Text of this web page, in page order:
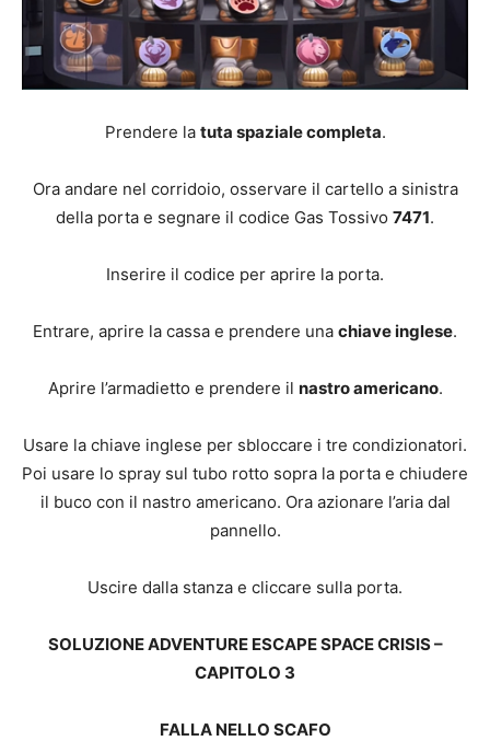
Prendere la tuta spaziale completa.
Ora andare nel corridoio, osservare il cartello a sinistra
della porta e segnare il codice Gas Tossivo 7471.
Inserire il codice per aprire la porta.
Entrare, aprire la cassa e prendere una chiave inglese.
Aprire l’armadietto e prendere il nastro americano.
Usare la chiave inglese per sbloccare i tre condizionatori.
Poi usare lo spray sul tubo rotto sopra la porta e chiudere
il buco con il nastro americano. Ora azionare l’aria dal
pannello.
Uscire dalla stanza e cliccare sulla porta.
SOLUZIONE ADVENTURE ESCAPE SPACE CRISIS –
CAPITOLO 3
FALLA NELLO SCAFO